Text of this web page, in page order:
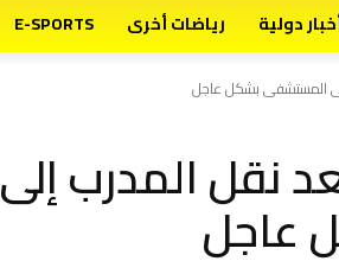
دولية رياضات أخرى E-SPORTS
المستشفى بشكل عاجل
نقل المدرب إلى
عاجل